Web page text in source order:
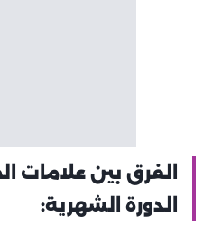
الفرق بين علامات
الدورة الشهرية: